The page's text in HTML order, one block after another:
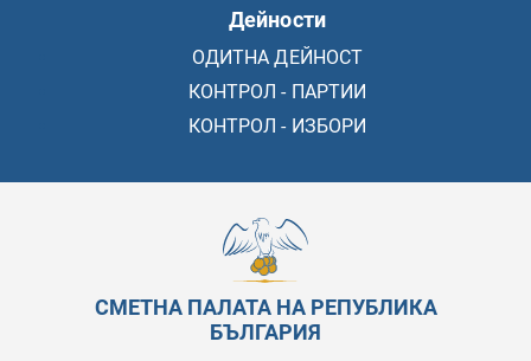
Дейности
ОДИТНА ДЕЙНОСТ
КОНТРОЛ - ПАРТИИ
КОНТРОЛ - ИЗБОРИ
СМЕТНА ПАЛАТА НА РЕПУБЛИКА
БЪЛГАРИЯ